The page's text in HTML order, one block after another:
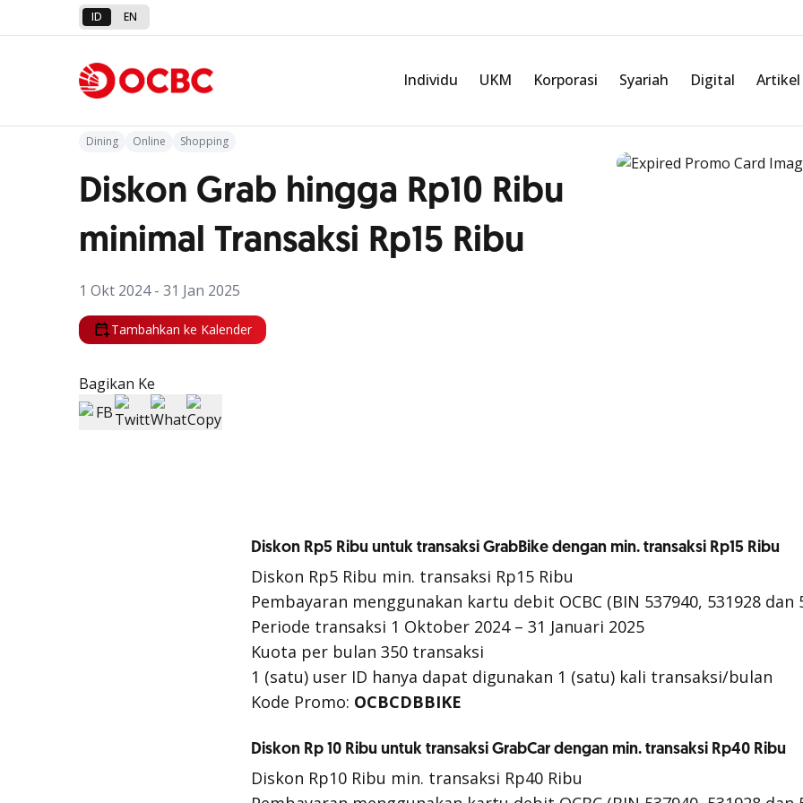
ID EN
Individu UKM Korporasi Syariah Digital Artikel
Kembali ke Promo
Dining Online Shopping
Diskon Grab hingga Rp10 Ribu
minimal Transaksi Rp15 Ribu
1 Okt 2024 - 31 Jan 2025
Tambahkan ke Kalender
Bagikan Ke
Diskon Rp5 Ribu untuk transaksi GrabBike dengan min. transaksi Rp15 Ribu
Diskon Rp5 Ribu min. transaksi Rp15 Ribu
Pembayaran menggunakan kartu debit OCBC (BIN 537940, 531928 dan
Periode transaksi 1 Oktober 2024 – 31 Januari 2025
Kuota per bulan 350 transaksi
1 (satu) user ID hanya dapat digunakan 1 (satu) kali transaksi/bulan
Kode Promo: OCBCDBBIKE
Diskon Rp 10 Ribu untuk transaksi GrabCar dengan min. transaksi Rp40 Ribu
Diskon Rp10 Ribu min. transaksi Rp40 Ribu